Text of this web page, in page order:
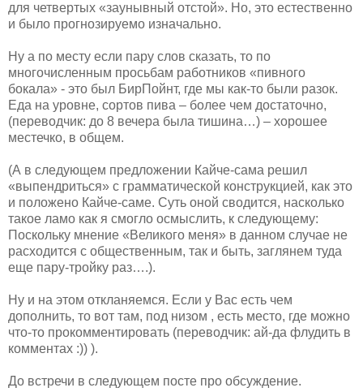
для четвертых «заунывный отстой». Но, это естественно
и было прогнозируемо изначально.
Ну а по месту если пару слов сказать, то по
многочисленным просьбам работников «пивного
бокала» - это был БирПойнт, где мы как-то были разок.
Еда на уровне, сортов пива – более чем достаточно,
(переводчик: до 8 вечера была тишина…) – хорошее
местечко, в общем.
(А в следующем предложении Кайче-сама решил
«выпендриться» с грамматической конструкцией, как это
и положено Кайче-саме. Суть оной сводится, насколько
такое ламо как я смогло осмыслить, к следующему:
Поскольку мнение «Великого меня» в данном случае не
расходится с общественным, так и быть, заглянем туда
еще пару-тройку раз….).
Ну и на этом откланяемся. Если у Вас есть чем
дополнить, то вот там, под низом , есть место, где можно
что-то прокомментировать (переводчик: ай-да флудить в
комментах :)) ).
До встречи в следующем посте про обсуждение.